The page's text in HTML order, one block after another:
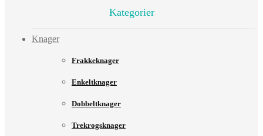
Kategorier
Knager
Frakkeknager
Enkeltknager
Dobbeltknager
Trekrogsknager